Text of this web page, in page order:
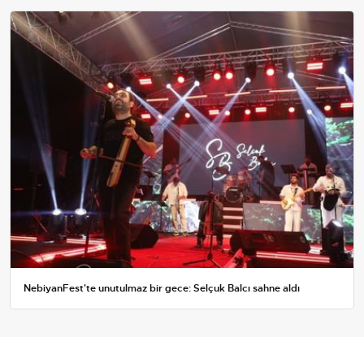
NebiyanFest'te unutulmaz bir gece: Selçuk Balcı sahne aldı